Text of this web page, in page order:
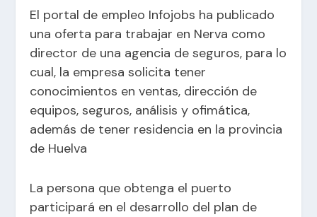
El portal de empleo Infojobs ha publicado
una oferta para trabajar en Nerva como
director de una agencia de seguros, para lo
cual, la empresa solicita tener
conocimientos en ventas, dirección de
equipos, seguros, análisis y ofimática,
además de tener residencia en la provincia
de Huelva
La persona que obtenga el puerto
participará en el desarrollo del plan de